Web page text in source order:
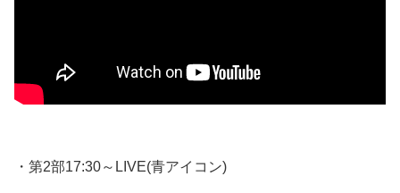
・第2部17:30～LIVE(青アイコン)